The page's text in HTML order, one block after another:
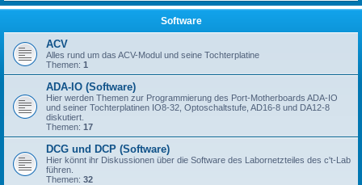
Software
ACV
Alles rund um das ACV-Modul und seine Tochterplatine
Themen: 1
ADA-IO (Software)
Hier werden Themen zur Programmierung des Port-Motherboards ADA-IO
und seiner Tochterplatinen IO8-32, Optoschaltstufe, AD16-8 und DA12-8
diskutiert.
Themen: 17
DCG und DCP (Software)
Hier könnt ihr Diskussionen über die Software des Labornetzteiles des c't-Lab
führen.
Themen: 32